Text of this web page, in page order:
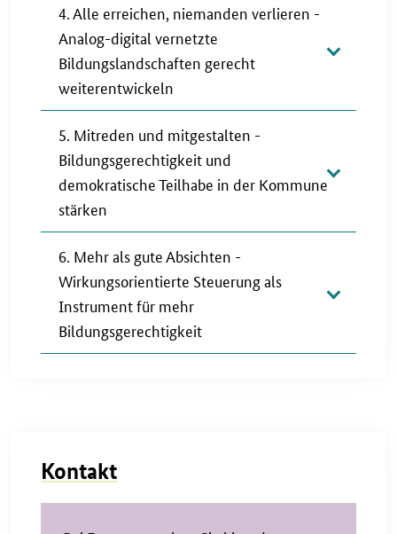
4. Alle erreichen, niemanden verlieren -
Analog-digital vernetzte
Bildungslandschaften gerecht
weiterentwickeln
5. Mitreden und mitgestalten -
Bildungsgerechtigkeit und
demokratische Teilhabe in der Kommune
stärken
6. Mehr als gute Absichten -
Wirkungsorientierte Steuerung als
Instrument für mehr
Bildungsgerechtigkeit
Kontakt